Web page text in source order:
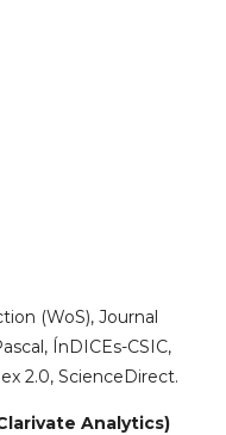
(WoS), Journal
ÍnDICEs-CSIC,
2.0, ScienceDirect.
Analytics)